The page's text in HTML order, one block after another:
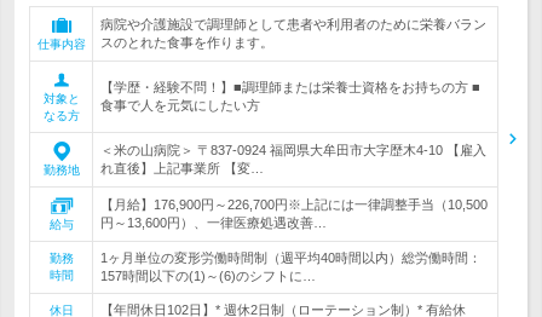
仕事内容
病院や介護施設で調理師として患者や利用者のために栄養バラン
スのとれた食事を作ります。
対象と
なる方
【学歴・経験不問！】■調理師または栄養士資格をお持ちの方 ■
食事で人を元気にしたい方
勤務地
＜米の山病院＞ 〒837-0924 福岡県大牟田市大字歴木4-10 【雇入
れ直後】上記事業所 【変…
給与
【月給】176,900円～226,700円※上記には一律調整手当（10,500
円～13,600円）、一律医療処遇改善…
勤務
時間
1ヶ月単位の変形労働時間制（週平均40時間以内）総労働時間：
157時間以下の(1)～(6)のシフトに…
休日
【年間休日102日】* 週休2日制（ローテーション制）* 有給休